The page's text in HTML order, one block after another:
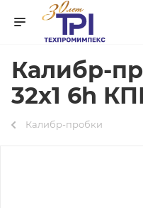
Калибр-
32х1 6h
Калибр-пробки